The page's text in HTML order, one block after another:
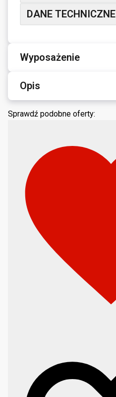
DANE TECHNICZNE
Wyposażenie
Opis
Sprawdź podobne oferty: